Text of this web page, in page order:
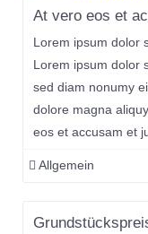
November
At vero eos et
Lorem ipsum dolor
Lorem ipsum dolor
sed diam nonumy
dolore magna
eos et accusam et
Allgemein
30.